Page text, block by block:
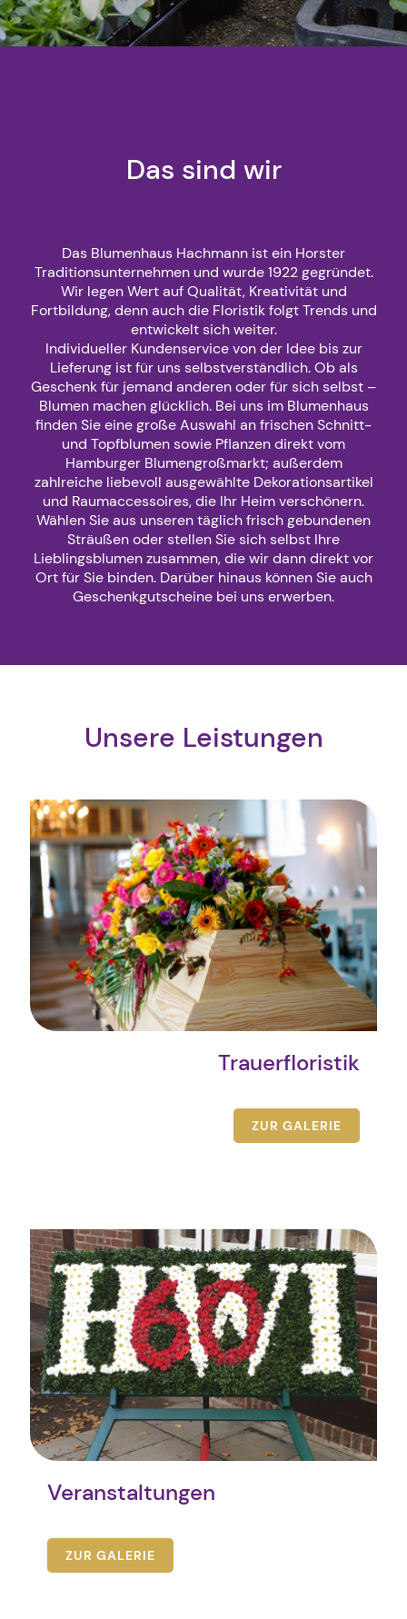
Das sind wir
Das Blumenhaus Hachmann ist ein Horster
Traditionsunternehmen und wurde 1922 gegründet.
Wir legen Wert auf Qualität, Kreativität und
Fortbildung, denn auch die Floristik folgt Trends und
entwickelt sich weiter.
Individueller Kundenservice von der Idee bis zur
Lieferung ist für uns selbstverständlich. Ob als
Geschenk für jemand anderen oder für sich selbst –
Blumen machen glücklich. Bei uns im Blumenhaus
finden Sie eine große Auswahl an frischen Schnitt-
und Topfblumen sowie Pflanzen direkt vom
Hamburger Blumengroßmarkt; außerdem
zahlreiche liebevoll ausgewählte Dekorationsartikel
und Raumaccessoires, die Ihr Heim verschönern.
Wählen Sie aus unseren täglich frisch gebundenen
Sträußen oder stellen Sie sich selbst Ihre
Lieblingsblumen zusammen, die wir dann direkt vor
Ort für Sie binden. Darüber hinaus können Sie auch
Geschenkgutscheine bei uns erwerben.
Unsere Leistungen
Trauerfloristik
ZUR GALERIE
Veranstaltungen
ZUR GALERIE